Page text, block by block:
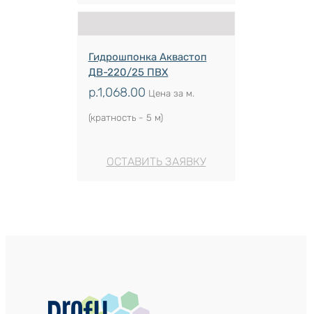
Гидрошпонка Аквастоп
ДВ-220/25 ПВХ
р.1,068.00 Цена за м.
(кратность - 5 м)
ОСТАВИТЬ ЗАЯВКУ